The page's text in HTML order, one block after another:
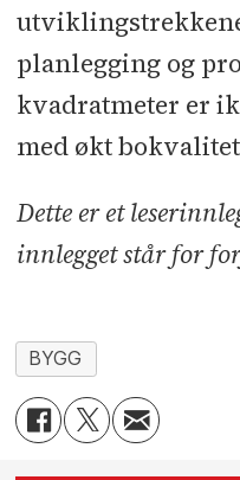
planlegging og
kvadratmeter er
med økt
Dette er et
innlegget står for
BYGG